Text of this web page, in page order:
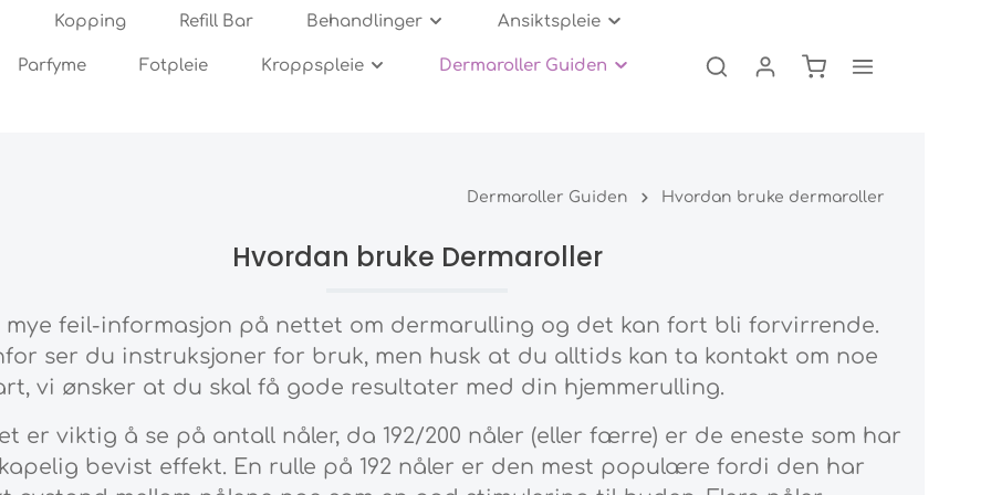
Kopping Refill Bar Behandlinger Ansiktspleie
Parfyme Fotpleie Kroppspleie Dermaroller Guiden
og strekkmerker Arr og akne-arr Serum og tilbehør
rynker/sinnarynken Cellulitter og strekkmerker
Ansiktskrem og fukt
Eksfoliering og peeling
TUA Save My Face
og Barbering Oljer og Fuktighet Kopping og Gua Sha
bruke dermaroller Rens og hygiene Spørsmål og svar
Dermaroller Guiden Hvordan bruke dermaroller
Hvordan bruke Dermaroller
mye feil-informasjon på nettet om dermarulling og det kan fort bli forvirrende.
ser du instruksjoner for bruk, men husk at du alltids kan ta kontakt om noe
vi ønsker at du skal få gode resultater med din hjemmerulling.
er viktig å se på antall nåler, da 192/200 nåler (eller færre) er de eneste som har
bevist effekt. En rulle på 192 nåler er den mest populære fordi den har